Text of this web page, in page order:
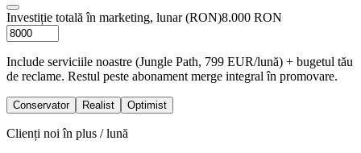
Investiție totală în marketing, lunar (RON)8.000 RON
Include serviciile noastre (Jungle Path, 799 EUR/lună) + bugetul tău
de reclame. Restul peste abonament merge integral în promovare.
Conservator Realist Optimist
Clienți noi în plus / lună